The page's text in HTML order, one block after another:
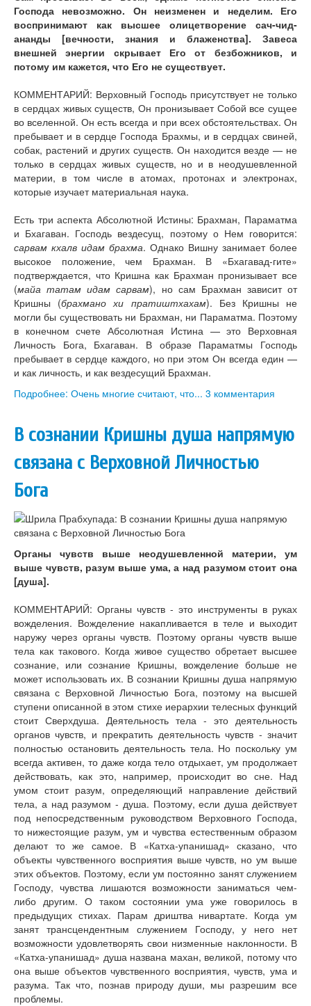
Господа невозможно. Он неизменен и неделим. Его
воспринимают как высшее олицетворение сач-чид-
ананды [вечности, знания и блаженства]. Завеса
внешней энергии скрывает Его от безбожников, и
потому им кажется, что Его не существует.
КОММЕНТАРИЙ: Верховный Господь присутствует не только
в сердцах живых существ, Он пронизывает Собой все сущее
во вселенной. Он есть всегда и при всех обстоятельствах. Он
пребывает и в сердце Господа Брахмы, и в сердцах свиней,
собак, растений и других существ. Он находится везде — не
только в сердцах живых существ, но и в неодушевленной
материи, в том числе в атомах, протонах и электронах,
которые изучает материальная наука.
Есть три аспекта Абсолютной Истины: Брахман, Параматма
и Бхагаван. Господь вездесущ, поэтому о Нем говорится:
сарвам кхалв идам брахма. Однако Вишну занимает более
высокое положение, чем Брахман. В «Бхагавад-гите»
подтверждается, что Кришна как Брахман пронизывает все
(майа татам идам сарвам), но сам Брахман зависит от
Кришны (брахмано хи пратиштхахам). Без Кришны не
могли бы существовать ни Брахман, ни Параматма. Поэтому
в конечном счете Абсолютная Истина — это Верховная
Личность Бога, Бхагаван. В образе Параматмы Господь
пребывает в сердце каждого, но при этом Он всегда един —
и как личность, и как вездесущий Брахман.
Подробнее: Очень многие считают, что... 3 комментария
В сознании Кришны душа напрямую
связана с Верховной Личностью
Бога
Органы чувств выше неодушевленной материи, ум
выше чувств, разум выше ума, а над разумом стоит она
[душа].
КОММЕНТAРИЙ: Органы чувств - это инструменты в руках
вожделения. Вожделение накапливается в теле и выходит
наружу через органы чувств. Поэтому органы чувств выше
тела как такового. Когда живое существо обретает высшее
сознание, или сознание Кришны, вожделение больше не
может использовать их. В сознании Кришны душа напрямую
связана с Верховной Личностью Бога, поэтому на высшей
ступени описанной в этом стихе иерархии телесных функций
стоит Сверхдуша. Деятельность тела - это деятельность
органов чувств, и прекратить деятельность чувств - значит
полностью остановить деятельность тела. Но поскольку ум
всегда активен, то даже когда тело отдыхает, ум продолжает
действовать, как это, например, происходит во сне. Над
умом стоит разум, определяющий направление действий
тела, а над разумом - душа. Поэтому, если душа действует
под непосредственным руководством Верховного Господа,
то нижестоящие разум, ум и чувства естественным образом
делают то же самое. В «Катха-упанишад» сказано, что
объекты чувственного восприятия выше чувств, но ум выше
этих объектов. Поэтому, если ум постоянно занят служением
Господу, чувства лишаются возможности заниматься чем-
либо другим. О таком состоянии ума уже говорилось в
предыдущих стихах. Парам дриштва нивартате. Когда ум
занят трансцендентным служением Господу, у него нет
возможности удовлетворять свои низменные наклонности. В
«Катха-упанишад» душа названа махан, великой, потому что
она выше объектов чувственного восприятия, чувств, ума и
разума. Так что, познав природу души, мы разрешим все
проблемы.